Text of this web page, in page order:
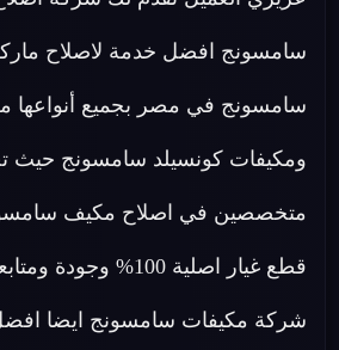
سامسونج افضل خدمة لاصلاح
سامسونج في مصر بجميع أنواعها
ومكيفات كونسيلد سامسونج حيث
متخصصين في اصلاح مكيف
قطع غيار اصلية 100%
شركة مكيفات سامسونج ايضا